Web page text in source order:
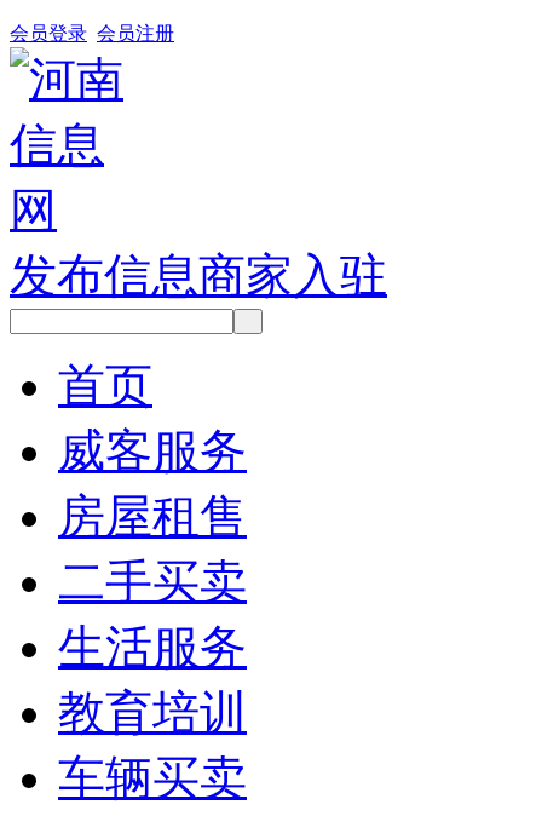
会员登录 会员注册
发布信息商家入驻
首页
威客服务
房屋租售
二手买卖
生活服务
教育培训
车辆买卖